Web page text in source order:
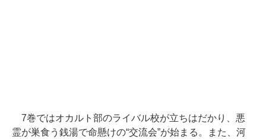
7巻ではオカルト部のライバル校が立ちはだかり、悪
霊が巣食う銭湯で命懸けの“交流会”が始まる。また、河